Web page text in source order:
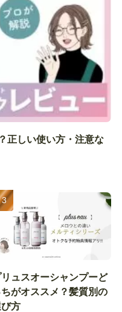
正しい使い方・注意な
ュスオーシャンプーど
ちがオススメ？髪質別の
方